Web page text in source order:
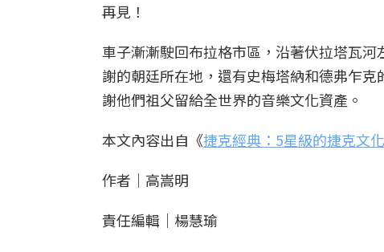
再見！
車子漸漸駛回布拉格市區，沿著伏拉塔瓦
謝的朝廷所在地，還有史梅塔納和德弗乍
謝他們祖父留給全世界的音樂文化資產。
本文內容出自《捷克經典：5星級的捷克文
作者｜高嵩明
責任編輯｜楊慧瑜